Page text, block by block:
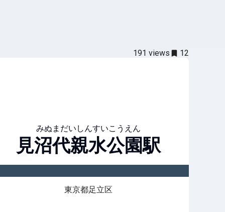
191 views 12
みぬまだいしんすいこうえん
見沼代親水公園駅
東京都足立区